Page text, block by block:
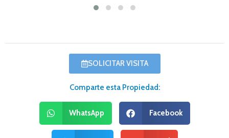
SOLICITAR VISITA
Comparte esta Propiedad:
WhatsApp Facebook